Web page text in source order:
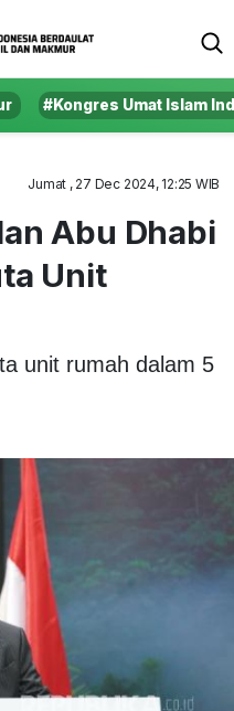
#Kongres Umat Islam
Jumat , 27 Dec 2024, 12:25 WIB
Abu Dhabi
Unit
unit rumah dalam 5